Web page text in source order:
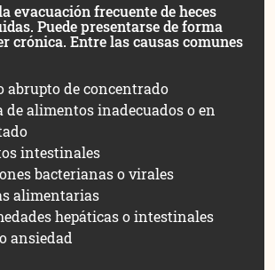
evacuación frecuente de heces
Puede presentarse de forma
crónica. Entre las causas comunes
abrupto de concentrado
de alimentos inadecuados o en
intestinales
bacterianas o virales
alimentarias
hepáticas o intestinales
ansiedad